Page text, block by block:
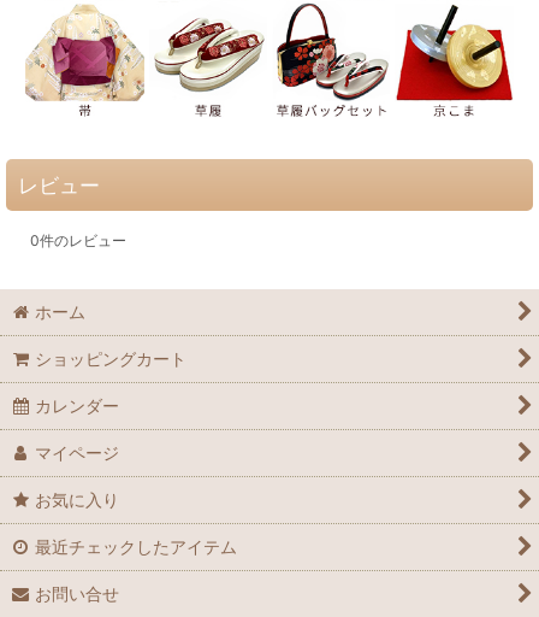
レビュー
0件のレビュー
ホーム
ショッピングカート
カレンダー
マイページ
お気に入り
最近チェックしたアイテム
お問い合せ